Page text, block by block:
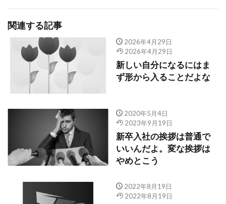
関連する記事
2026年4月29日
2026年4月29日
新しい自分になるにはま
ず形から入ることだよな
2020年5月4日
2023年9月19日
新卒入社の挨拶は普通で
いいんだよ。変な挨拶は
やめとこう
2022年8月19日
2022年8月19日